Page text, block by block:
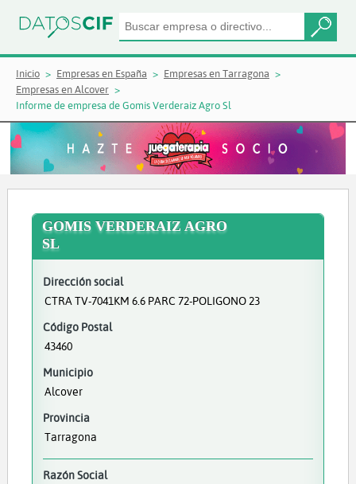
Inicio Empresas en España
Empresas en Tarragona
Empresas en Alcover
Informe de empresa de Gomis Verderaiz Agro Sl
GOMIS VERDERAIZ AGRO
SL
Dirección social
CTRA TV-7041KM 6.6 PARC 72-POLIGONO 23
Código Postal
43460
Municipio
Alcover
Provincia
Tarragona
Razón Social